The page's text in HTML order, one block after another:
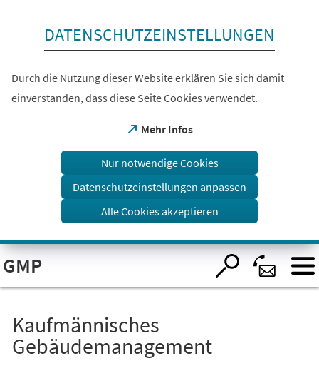
Visuelle
Assistenzsoftware
öffnen.
DATENSCHUTZEINSTELLUNGEN
Durch die Nutzung dieser Website erklären Sie sich damit
einverstanden, dass diese Seite Cookies verwendet.
Mehr Infos
(Öffnet
einem
Tab)
Nur notwendige Cookies
Datenschutzeinstellungen anpassen
Alle Cookies akzeptieren
GMP
Kaufmännisches
Gebäudemanagement